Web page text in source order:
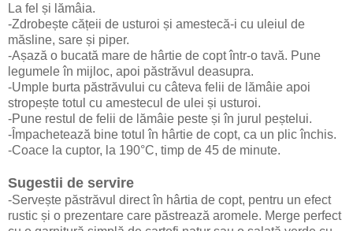
La fel și lămâia.
-Zdrobește cățeii de usturoi și amestecă-i cu uleiul de
măsline, sare și piper.
-Așază o bucată mare de hârtie de copt într-o tavă. Pune
legumele în mijloc, apoi păstrăvul deasupra.
-Umple burta păstrăvului cu câteva felii de lămâie apoi
stropește totul cu amestecul de ulei și usturoi.
-Pune restul de felii de lămâie peste și în jurul peștelui.
-Împachetează bine totul în hârtie de copt, ca un plic închis.
-Coace la cuptor, la 190°C, timp de 45 de minute.
Sugestii de servire
-Servește păstrăvul direct în hârtia de copt, pentru un efect
rustic și o prezentare care păstrează aromele. Merge perfect